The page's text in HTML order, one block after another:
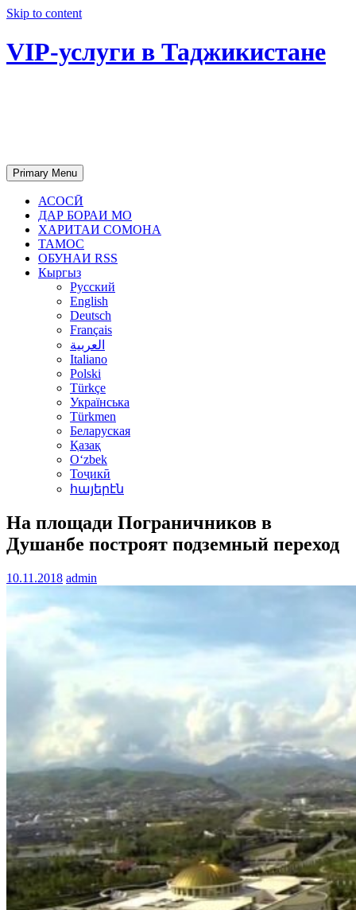
Skip to content
VIP-услуги в Таджикистане
Primary Menu
АСОСӢ
ДАР БОРАИ МО
ХАРИТАИ СОМОНА
ТАМОС
ОБУНАИ RSS
Кыргыз
Русский
English
Deutsch
Français
العربية
Italiano
Polski
Türkçe
Українська
Türkmen
Беларуская
Қазақ
Oʻzbek
Тоҷикӣ
հայերէն
На площади Пограничников в
Душанбе построят подземный переход
10.11.2018 admin